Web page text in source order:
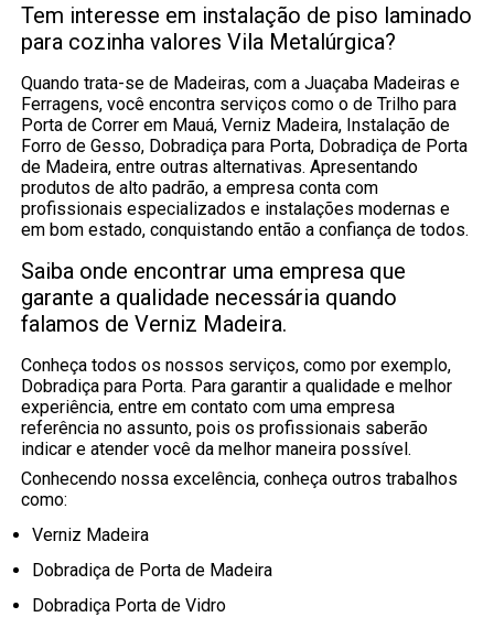
Tem interesse em instalação de piso laminado
para cozinha valores Vila Metalúrgica?
Quando trata-se de Madeiras, com a Juaçaba Madeiras e
Ferragens, você encontra serviços como o de Trilho para
Porta de Correr em Mauá, Verniz Madeira, Instalação de
Forro de Gesso, Dobradiça para Porta, Dobradiça de Porta
de Madeira, entre outras alternativas. Apresentando
produtos de alto padrão, a empresa conta com
profissionais especializados e instalações modernas e
em bom estado, conquistando então a confiança de todos.
Saiba onde encontrar uma empresa que
garante a qualidade necessária quando
falamos de Verniz Madeira.
Conheça todos os nossos serviços, como por exemplo,
Dobradiça para Porta. Para garantir a qualidade e melhor
experiência, entre em contato com uma empresa
referência no assunto, pois os profissionais saberão
indicar e atender você da melhor maneira possível.
Conhecendo nossa excelência, conheça outros trabalhos
como:
Verniz Madeira
Dobradiça de Porta de Madeira
Dobradiça Porta de Vidro